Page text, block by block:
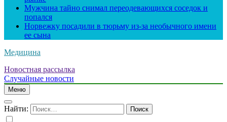
Мужчина тайно снимал переодевающихся соседок и
попался
Норвежку посадили в тюрьму из-за необычного имени
ее сына
Медицина
Новостная рассылка
Случайные новости
Меню
Найти: